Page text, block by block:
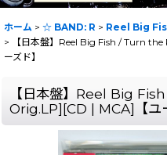
ホーム > ☆ BAND: R > Reel Big
>
【日本盤】Reel Big Fish / Turn
ーズド】
【日本盤】Reel Big
Orig.LP][CD | MCA]【ユ